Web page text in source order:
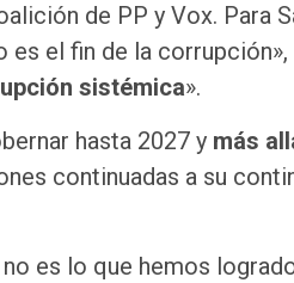
de PP y Vox. Para
el fin de la
sistémica».
hasta 2027 y más
continuadas a su
es lo que hemos